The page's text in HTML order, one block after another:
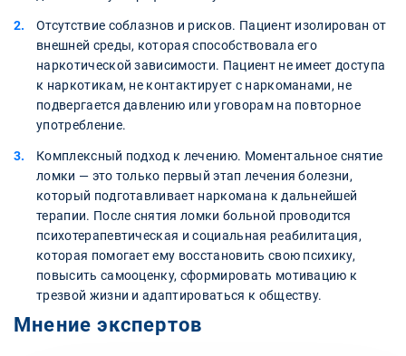
Отсутствие соблазнов и рисков. Пациент изолирован от
внешней среды, которая способствовала его
наркотической зависимости. Пациент не имеет доступа
к наркотикам, не контактирует с наркоманами, не
подвергается давлению или уговорам на повторное
употребление.
Комплексный подход к лечению. Моментальное снятие
ломки — это только первый этап лечения болезни,
который подготавливает наркомана к дальнейшей
терапии. После снятия ломки больной проводится
психотерапевтическая и социальная реабилитация,
которая помогает ему восстановить свою психику,
повысить самооценку, сформировать мотивацию к
трезвой жизни и адаптироваться к обществу.
Мнение экспертов